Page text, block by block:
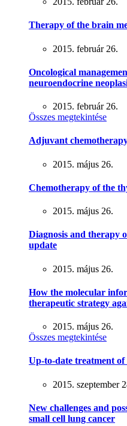
Therapy of the brain
2015. február 26.
Oncological
neuroendocrine
2015. február 26.
Összes megtekintése
Adjuvant
2015. május 26.
Chemotherapy of the
2015. május 26.
Diagnosis and therapy
update
2015. május 26.
How the molecular
therapeutic strategy
2015. május 26.
Összes megtekintése
Up-to-date treatment of
2015. szeptember
New challenges and
small cell lung cancer